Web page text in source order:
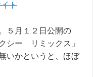
ト
５月１２日公開の
シー リミックス」
いかというと、ほぼ